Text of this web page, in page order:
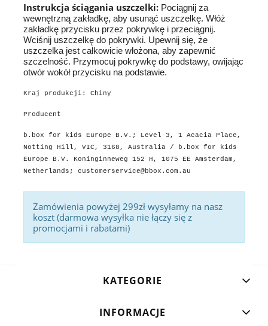
Instrukcja ściągania uszczelki: Pociągnij za
wewnętrzną zakładkę, aby usunąć uszczelkę. Włóż
zakładkę przycisku przez pokrywkę i przeciągnij.
Wciśnij uszczelkę do pokrywki. Upewnij się, że
uszczelka jest całkowicie włożona, aby zapewnić
szczelność. Przymocuj pokrywkę do podstawy, owijając
otwór wokół przycisku na podstawie.
Kraj produkcji: Chiny
Producent
b.box for kids Europe B.V.; Level 3, 1 Acacia Place,
Notting Hill, VIC, 3168, Australia / b.box for kids
Europe B.V. Koninginneweg 152 H, 1075 EE Amsterdam,
Netherlands; customerservice@bbox.com.au
Zamówienia powyżej 299zł wysyłamy na nasz
koszt (darmowa wysyłka nie łączy się z
promocjami i rabatami)
KATEGORIE
INFORMACJE